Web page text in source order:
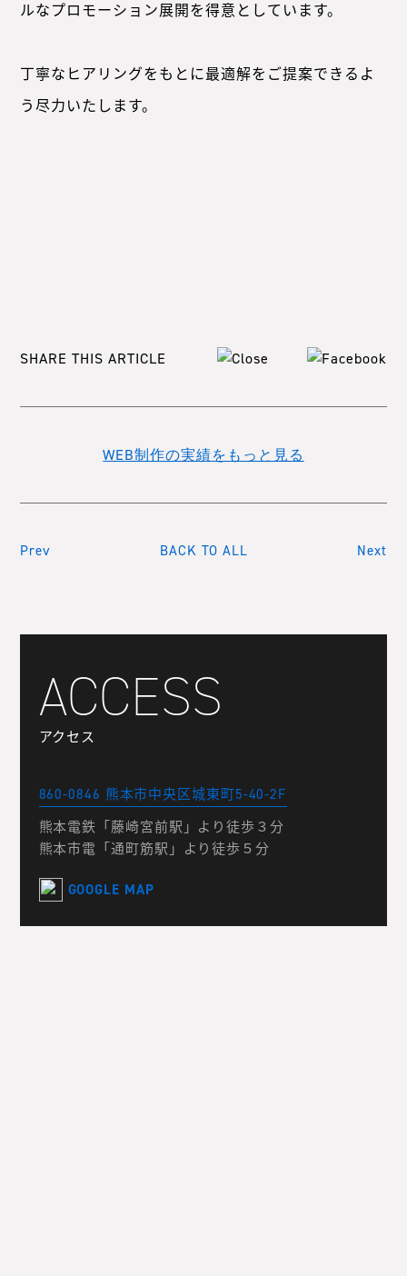
ルなプロモーション展開を得意としています。
丁寧なヒアリングをもとに最適解をご提案できるよ
う尽力いたします。
SHARE THIS ARTICLE
WEB制作の実績をもっと見る
Prev BACK TO ALL Next
ACCESS
アクセス
860-0846 熊本市中央区城東町5-40-2F
熊本電鉄「藤崎宮前駅」より徒歩３分
熊本市電「通町筋駅」より徒歩５分
GOOGLE MAP